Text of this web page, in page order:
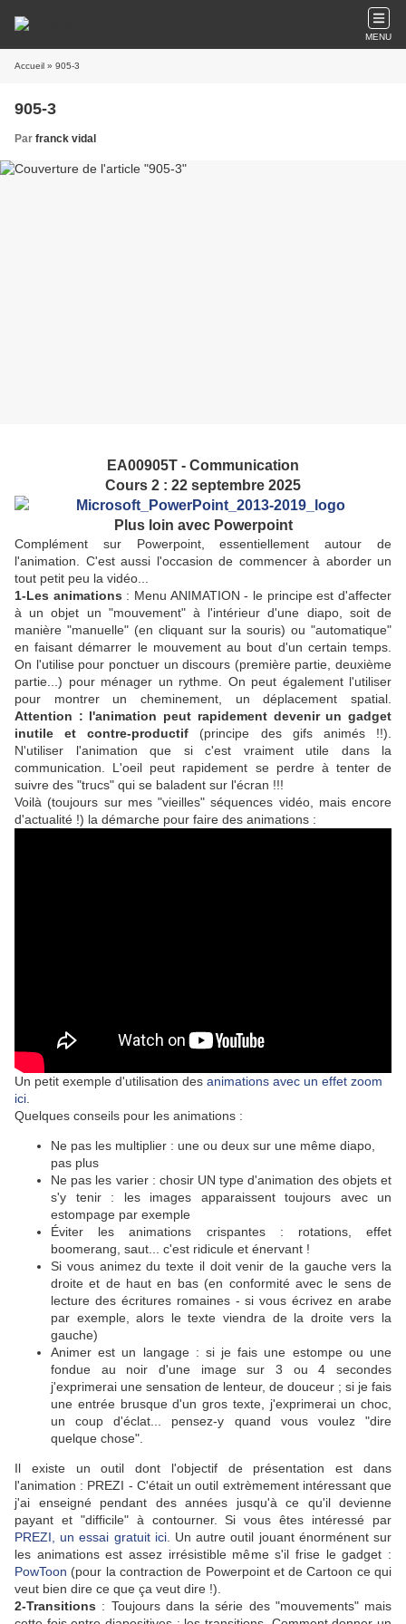
MENU
Accueil » 905-3
905-3
Par franck vidal
EA00905T - Communication
Cours 2 : 22 septembre 2025
Plus loin avec Powerpoint
Complément sur Powerpoint, essentiellement autour de
l'animation. C'est aussi l'occasion de commencer à aborder un
tout petit peu la vidéo...
1-Les animations : Menu ANIMATION - le principe est d'affecter
à un objet un "mouvement" à l'intérieur d'une diapo, soit de
manière "manuelle" (en cliquant sur la souris) ou "automatique"
en faisant démarrer le mouvement au bout d'un certain temps.
On l'utilise pour ponctuer un discours (première partie, deuxième
partie...) pour ménager un rythme. On peut également l'utiliser
pour montrer un cheminement, un déplacement spatial.
Attention : l'animation peut rapidement devenir un gadget
inutile et contre-productif (principe des gifs animés !!).
N'utiliser l'animation que si c'est vraiment utile dans la
communication. L'oeil peut rapidement se perdre à tenter de
suivre des "trucs" qui se baladent sur l'écran !!!
Voilà (toujours sur mes "vieilles" séquences vidéo, mais encore
d'actualité !) la démarche pour faire des animations :
Un petit exemple d'utilisation des animations avec un effet zoom
ici
Quelques conseils pour les animations :
Ne pas les multiplier : une ou deux sur une même diapo,
pas plus
Ne pas les varier : chosir UN type d'animation des objets et
s'y tenir : les images apparaissent toujours avec un
estompage par exemple
Éviter les animations crispantes : rotations, effet
boomerang, saut... c'est ridicule et énervant !
Si vous animez du texte il doit venir de la gauche vers la
droite et de haut en bas (en conformité avec le sens de
lecture des écritures romaines - si vous écrivez en arabe
par exemple, alors le texte viendra de la droite vers la
gauche)
Animer est un langage : si je fais une estompe ou une
fondue au noir d'une image sur 3 ou 4 secondes
j'exprimerai une sensation de lenteur, de douceur ; si je fais
une entrée brusque d'un gros texte, j'exprimerai un choc,
un coup d'éclat... pensez-y quand vous voulez "dire
quelque chose".
Il existe un outil dont l'objectif de présentation est dans
l'animation : PREZI - C'était un outil extrèmement intéressant que
j'ai enseigné pendant des années jusqu'à ce qu'il devienne
payant et "difficile" à contourner. Si vous êtes intéressé par
PREZI, un essai gratuit ici. Un autre outil jouant énorménent sur
les animations est assez irrésistible même s'il frise le gadget :
PowToon (pour la contraction de Powerpoint et de Cartoon ce qui
veut bien dire ce que ça veut dire !).
2-Transitions : Toujours dans la série des "mouvements" mais